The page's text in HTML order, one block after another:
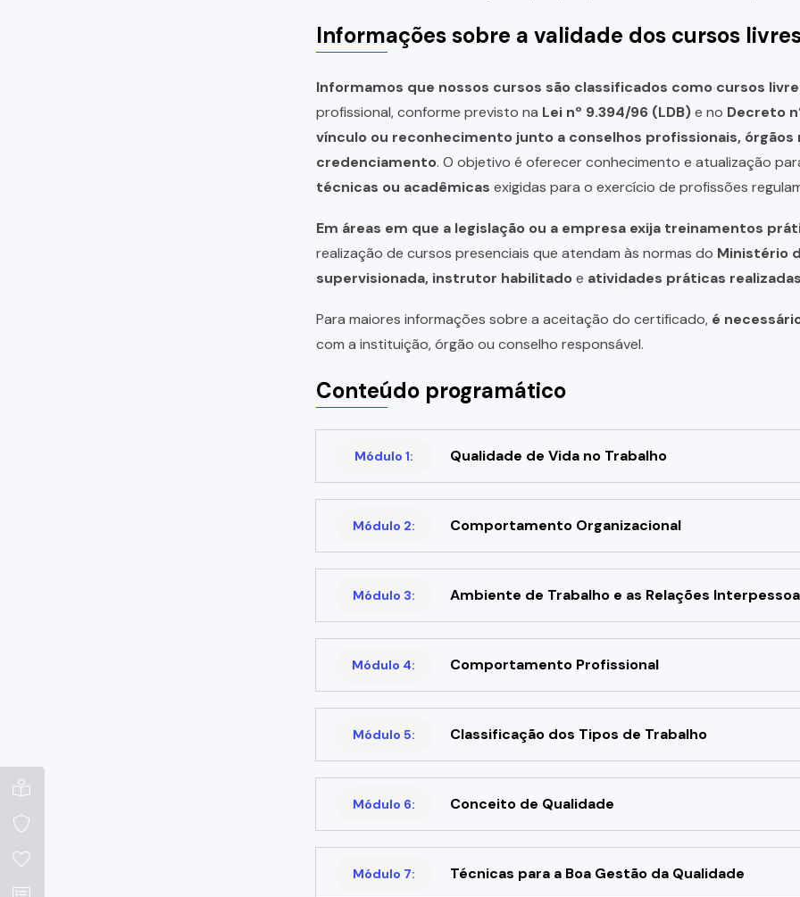
Informações sobre a validade dos cursos
Informamos que nossos cursos são classificados como cursos
profissional, conforme previsto na Lei nº 9.394/96 (LDB)e no Decreto
vínculo ou reconhecimento junto a conselhos profissionais,
credenciamento. O objetivo é oferecer conhecimento e atualização
técnicas ou acadêmicas exigidas para o exercício de profissões
Em áreas em que a legislação ou a empresa exija treinamentos
realização de cursos presenciais que atendam às normas do Ministério
supervisionada, instrutor habilitadoe atividades práticas
Para maiores informações sobre a aceitação do certificado, é
com a instituição, órgão ou conselho responsável.
Conteúdo programático
Módulo 1: Qualidade de Vida no Trabalho
Módulo 2: Comportamento Organizacional
Módulo 3: Ambiente de Trabalho e as Relações
Módulo 4: Comportamento Profissional
Módulo 5: Classificação dos Tipos de Trabalho
Módulo 6: Conceito de Qualidade
Módulo 7: Técnicas para a Boa Gestão da Qualidade